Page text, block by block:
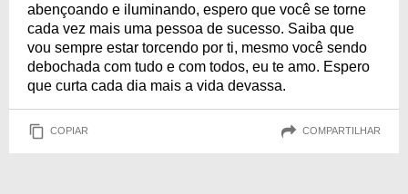
abençoando e iluminando, espero que você se torne
cada vez mais uma pessoa de sucesso. Saiba que
vou sempre estar torcendo por ti, mesmo você sendo
debochada com tudo e com todos, eu te amo. Espero
que curta cada dia mais a vida devassa.
COPIAR COMPARTILHAR